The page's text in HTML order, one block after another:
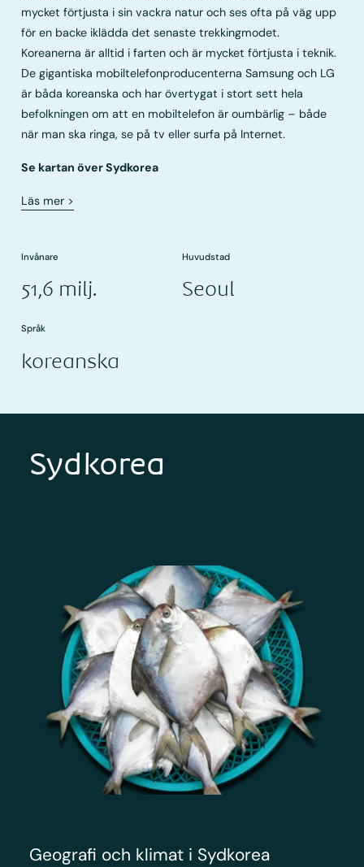
mycket förtjusta i sin vackra natur och ses ofta på väg upp
för en backe iklädda det senaste trekkingmodet.
Koreanerna är alltid i farten och är mycket förtjusta i teknik.
De gigantiska mobiltelefonproducenterna Samsung och LG
är båda koreanska och har övertygat i stort sett hela
befolkningen om att en mobiltelefon är oumbärlig – både
när man ska ringa, se på tv eller surfa på Internet.
Se kartan över Sydkorea
Läs mer >
Invånare
51,6 milj.
Huvudstad
Seoul
Språk
koreanska
Sydkorea
Geografi och klimat i Sydkorea